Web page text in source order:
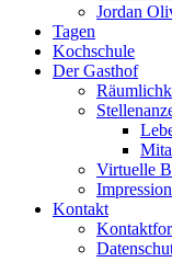
Jordan
Tagen
Kochschule
Der Gasthof
Virtuelle
Kontakt